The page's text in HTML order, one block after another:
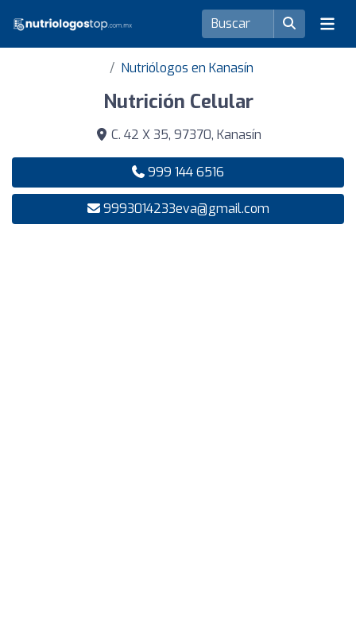
Nutriólogos en Kanasín
Nutrición Celular
C. 42 X 35, 97370, Kanasín
999 144 6516
9993014233eva@gmail.com